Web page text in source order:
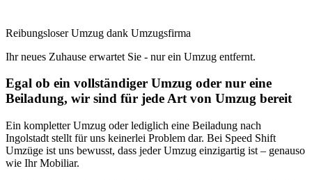
Reibungsloser Umzug dank Umzugsfirma
Ihr neues Zuhause erwartet Sie - nur ein Umzug entfernt.
Egal ob ein vollständiger Umzug oder nur eine
Beiladung, wir sind für jede Art von Umzug bereit
Ein kompletter Umzug oder lediglich eine Beiladung nach
Ingolstadt stellt für uns keinerlei Problem dar. Bei Speed Shift
Umzüge ist uns bewusst, dass jeder Umzug einzigartig ist – genauso
wie Ihr Mobiliar.